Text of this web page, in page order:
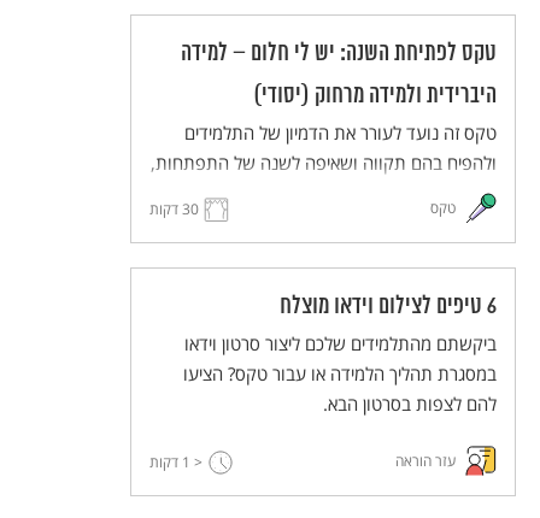
וללמידה היברידית.
טקס לפתיחת השנה: יש לי חלום – למידה
היברידית ולמידה מרחוק (יסודי)
טקס זה נועד לעורר את הדמיון של התלמידים
ולהפיח בהם תקווה ושאיפה לשנה של התפתחות,
יוזמה ועשייה. התלמידים והמורים יחלמו על העתיד
הרחוק ועל העתיד הקרוב, ישתפו זה את זה
וללמידה היברידית.
טקס 30 דקות
6 טיפים לצילום וידאו מוצלח
ביקשתם מהתלמידים שלכם ליצור סרטון וידאו
במסגרת תהליך הלמידה או עבור טקס? הציעו
להם לצפות בסרטון הבא.
עזר הוראה < 1 דקות